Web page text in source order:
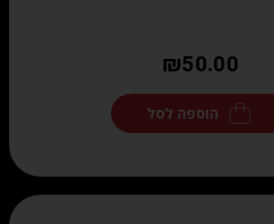
₪50.00
הוספה לסל